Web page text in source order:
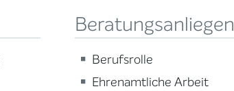
Beratungsanliegen
Berufsrolle
Ehrenamtliche Arbeit